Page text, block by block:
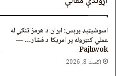
اسوشیټېډ پرېس: ایران د هرمز تنګي له
عملي کنټروله پر امریکا د فشار… —
Pajhwok
اگست 8, 2026